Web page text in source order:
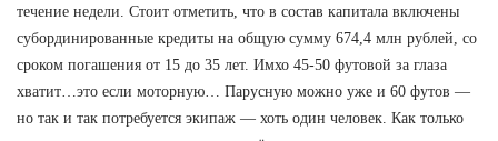
течение недели. Стоит отметить, что в состав капитала включены
субординированные кредиты на общую сумму 674,4 млн рублей, со
сроком погашения от 15 до 35 лет. Имхо 45-50 футовой за глаза
хватит…это если моторную… Парусную можно уже и 60 футов —
но так и так потребуется экипаж — хоть один человек. Как только